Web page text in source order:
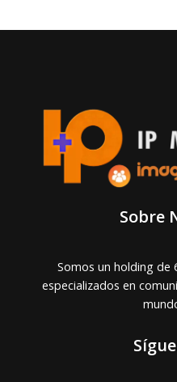
Sobre
Somos un holding de
especializados en